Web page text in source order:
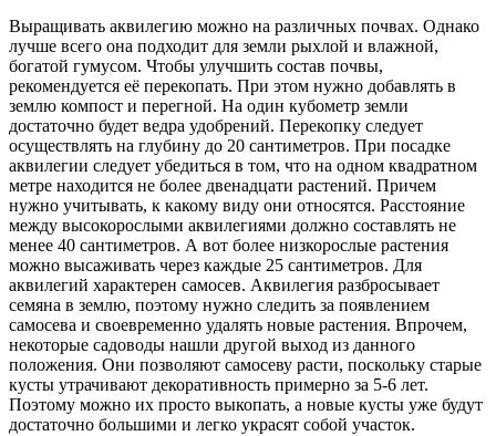
Выращивать аквилегию можно на различных почвах. Однако
лучше всего она подходит для земли рыхлой и влажной,
богатой гумусом. Чтобы улучшить состав почвы,
рекомендуется её перекопать. При этом нужно добавлять в
землю компост и перегной. На один кубометр земли
достаточно будет ведра удобрений. Перекопку следует
осуществлять на глубину до 20 сантиметров. При посадке
аквилегии следует убедиться в том, что на одном квадратном
метре находится не более двенадцати растений. Причем
нужно учитывать, к какому виду они относятся. Расстояние
между высокорослыми аквилегиями должно составлять не
менее 40 сантиметров. А вот более низкорослые растения
можно высаживать через каждые 25 сантиметров. Для
аквилегий характерен самосев. Аквилегия разбросывает
семяна в землю, поэтому нужно следить за появлением
самосева и своевременно удалять новые растения. Впрочем,
некоторые садоводы нашли другой выход из данного
положения. Они позволяют самосеву расти, поскольку старые
кусты утрачивают декоративность примерно за 5-6 лет.
Поэтому можно их просто выкопать, а новые кусты уже будут
достаточно большими и легко украсят собой участок.